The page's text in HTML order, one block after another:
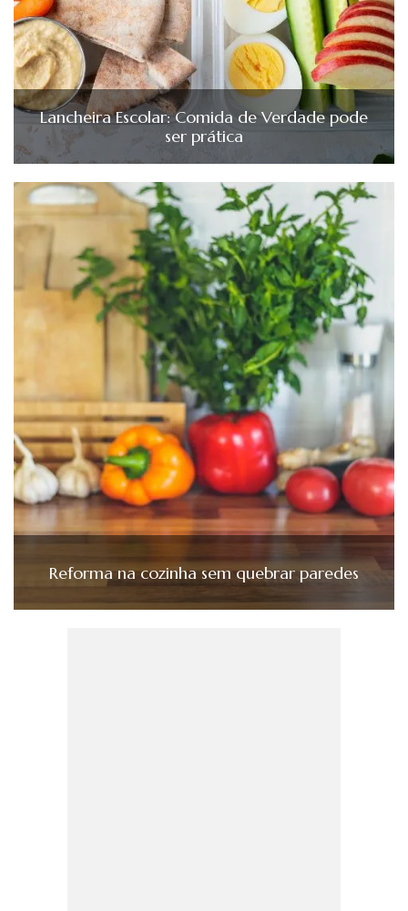
Lancheira Escolar: Comida de Verdade pode
ser prática
Reforma na cozinha sem quebrar paredes